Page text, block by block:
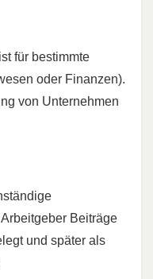
für bestimmte
oder Finanzen).
von Unternehmen
Beiträge
und später als